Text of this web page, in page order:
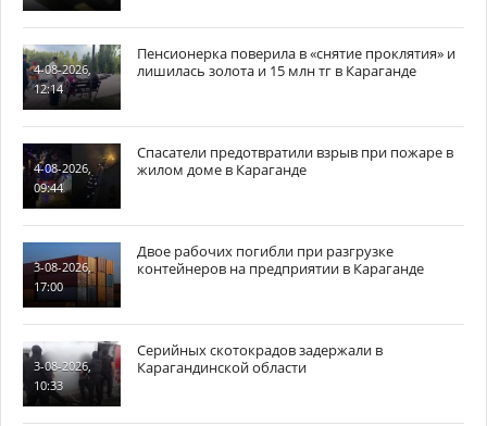
4-08-2026,
12:14
Пенсионерка поверила в «снятие проклятия» и
лишилась золота и 15 млн тг в Караганде
4-08-2026,
09:44
Спасатели предотвратили взрыв при пожаре в
жилом доме в Караганде
3-08-2026,
17:00
Двое рабочих погибли при разгрузке
контейнеров на предприятии в Караганде
3-08-2026,
10:33
Серийных скотокрадов задержали в
Карагандинской области